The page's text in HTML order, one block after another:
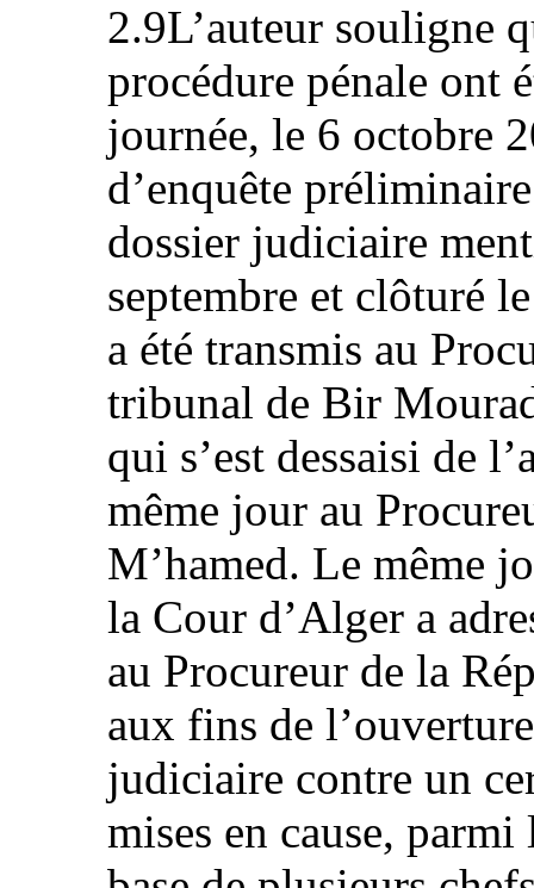
2.9L’auteur souligne
procédure pénale ont
journée, le 6 octobre
d’enquête
dossier judiciaire
septembre et clôturé
a été transmis au
tribunal de Bir
qui s’est dessaisi de
même jour au
M’hamed. Le même
la Cour d’Alger a
au Procureur de la
aux fins de
judiciaire contre un
mises en cause,